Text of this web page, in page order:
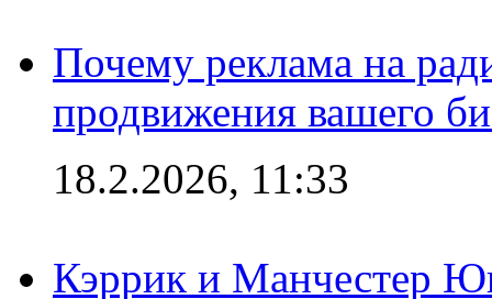
Почему реклама на
продвижения вашего
18.2.2026, 11:33
Кэррик и Манчестер